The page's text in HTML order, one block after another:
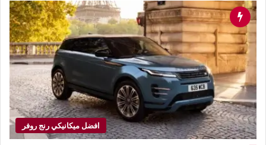
افضل ميكانيكي رنج روفر